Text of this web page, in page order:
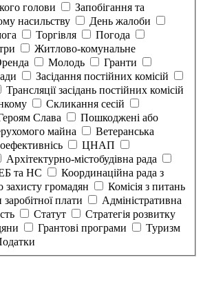
голови
Запобігання та
насильству
День жалоби
Торгівля
Погода
Житлово-комунальне
Молодь
Гранти
Засідання постійних комісій
Трансляції засідань постійних комісій
Скликання сесій
Слава
Пошкоджені або
майна
Ветеранська
ЦНАП
Архітектурно-містобудівна рада
та НС
Координаційна рада з
захисту громадян
Комісія з питань
заробітної плати
Адміністративна
Статут
Стратегія розвитку
Грантові програми
Туризм